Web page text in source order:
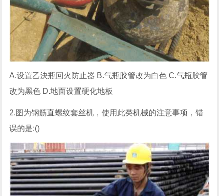
A.设置乙決瓶回火防止器 B.气瓶胶管改为白色 C.气瓶胶管
改为黑色 D.地面设置硬化地板
2.图为钢筋直螺纹套丝机，使用此类机械的注意事项，错
误的是:()